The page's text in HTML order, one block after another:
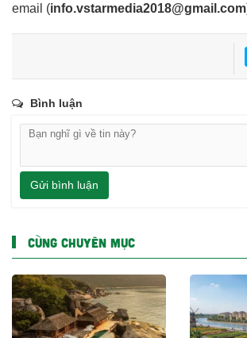
email (info.vstarmedia2018@gmail.com
Bình luận
Gửi bình luận
CÙNG CHUYÊN MỤC